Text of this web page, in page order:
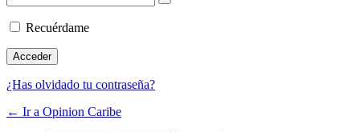
Recuérdame
¿Has olvidado tu contraseña?
← Ir a Opinion Caribe